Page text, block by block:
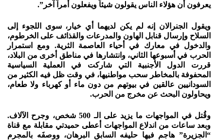
يعرفون أن هؤلاء الناس يقولون شيئاً ويفعلون أمراً آخر”.
ويقول الجنرالان إنه لم يكن لديهما أي خيار، سوى اللجوء إلى
السلاح وإرسال قنابل الهاون والمدرعات والقذائف على الخرطوم،
والدخول في معارك في أحياء العاصمة الثرية. ومع استمرار
الحرب في أسبوعها الثاني، وانتشارها في مناطق أخرى من البلاد،
قررت الدول الأجنبية التي شاركت في العملية السياسية
المحفوفة بالمخاطر سحب مواطنيها، في وقت ظل فيه الكثير من
السودانيين عالقين في بيوتهم من دون ماء أو كهرباء ولا طعام،
ويحاولون البحث عن مخرج من الحرب.
وقُتل في المواجهات ما يزيد على الـ 500 شخص، وجرح الآلاف.
وبعد ساعات من اندلاع المواجهات أعطى حميدتي مقابلة مع قناة
“الجزيرة” هاجم فيها حليفه السابق البرهان، ووصفَه بالمجرم